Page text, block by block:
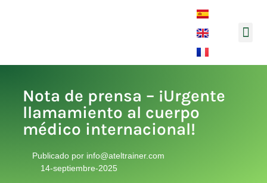
Nota de prensa – ¡Urgente
llamamiento al cuerpo
médico internacional!
Publicado por info@ateltrainer.com
14-septiembre-2025